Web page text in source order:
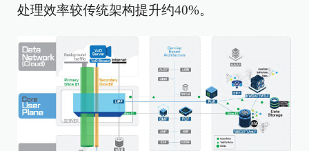
处理效率较传统架构提升约40%。